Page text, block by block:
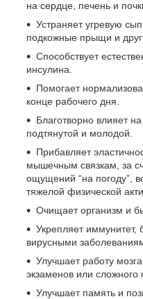
на сердце, печень и
Устраняет угревую
подкожные прыщи и
Способствует
инсулина.
Помогает
конце рабочего дня.
Благотворно влияет
подтянутой и молодой.
Прибавляет
мышечным связкам, за
ощущений “на погоду”,
тяжелой физической
Очищает организм и
Укрепляет иммунитет,
вирусными
Улучшает работу
экзаменов или сложного
Улучшает память и